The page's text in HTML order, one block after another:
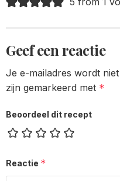
Geef een reactie
Je e-mailadres wordt
zijn gemarkeerd met *
Beoordeel dit recept
Reactie *